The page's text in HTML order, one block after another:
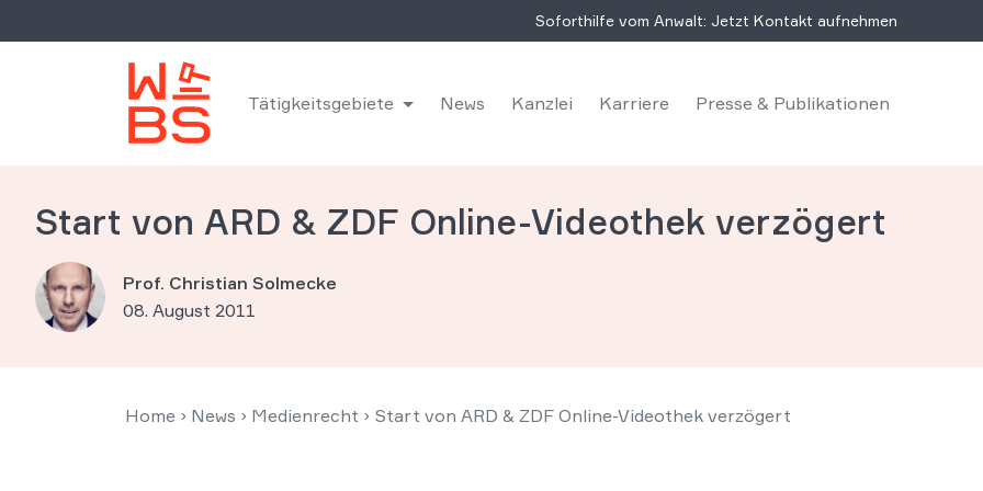
Soforthilfe vom Anwalt: Jetzt Kontakt aufnehmen
Tätigkeitsgebiete News Kanzlei Karriere Presse & Publikationen
Start von ARD & ZDF Online-Videothek verzögert
Prof. Christian Solmecke
08. August 2011
Home › News › Medienrecht › Start von ARD & ZDF Online-Videothek verzögert